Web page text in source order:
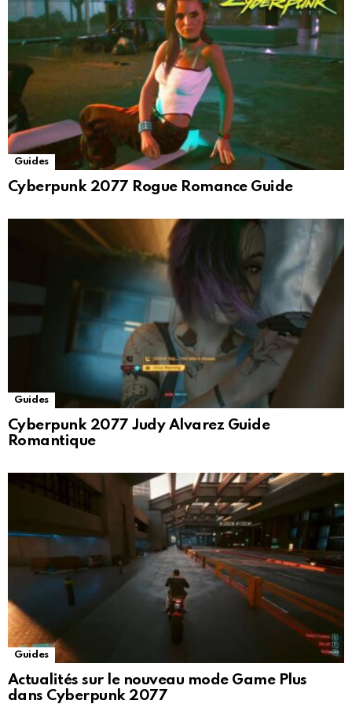
Guides
Cyberpunk 2077 Rogue Romance Guide
Guides
Cyberpunk 2077 Judy Alvarez Guide
Romantique
Guides
Actualités sur le nouveau mode Game Plus
dans Cyberpunk 2077